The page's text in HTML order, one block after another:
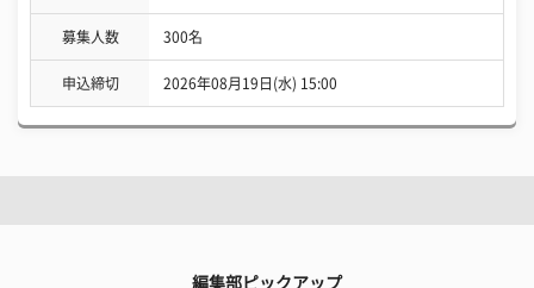
募集人数 300名
申込締切 2026年08月19日(水) 15:00
編集部ピックアップ